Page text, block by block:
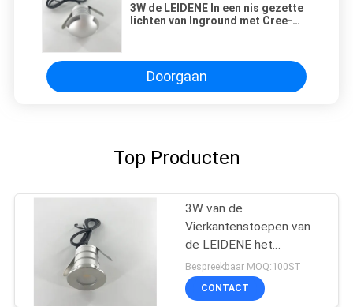
3W de LEIDENE In een nis gezette
lichten van Inground met Cree-
Doorgaan
Top Producten
3W van de
Vierkantenstoepen van
de LEIDENE het
Waterdichte
Ondergrondse
Spaanderwegen van
Bespreekbaar MOQ:100ST
CONTACT